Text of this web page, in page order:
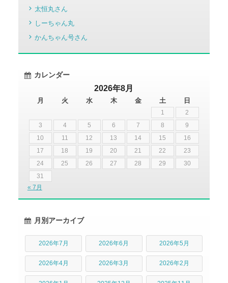
太恒丸さん
しーちゃん丸
かんちゃん号さん
カレンダー
2026年8月
月 火 水 木 金 土 日
1
2
3
4 5 6 7 8
9
10
11 12 13 14 15
16
17
18 19 20 21 22
23
24
25 26 27 28 29
30
31
« 7月
月別アーカイブ
2026年7月 2026年6月 2026年5月
2026年4月 2026年3月 2026年2月